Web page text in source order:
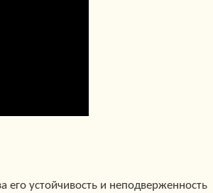
устойчивость и неподверженность